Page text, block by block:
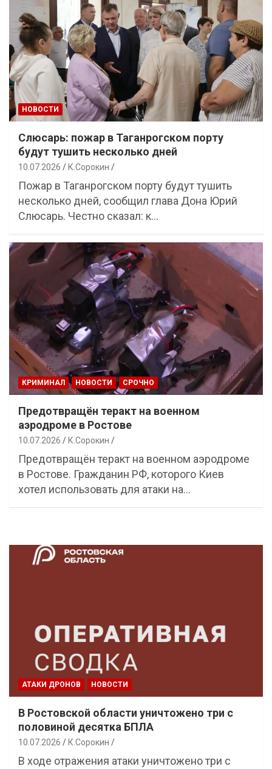
НОВОСТИ
Слюсарь: пожар в Таганрогском порту
будут тушить несколько дней
10.07.2026 К.Сорокин
Пожар в Таганрогском порту будут тушить
несколько дней, сообщил глава Дона Юрий
Слюсарь. Честно сказал: к…
КРИМИНАЛ НОВОСТИ СРОЧНО
Предотвращён теракт на военном
аэродроме в Ростове
10.07.2026 К.Сорокин
Предотвращён теракт на военном аэродроме
в Ростове. Гражданин РФ, которого Киев
хотел использовать для атаки на…
АТАКИ ДРОНОВ НОВОСТИ
В Ростовской области уничтожено три с
половиной десятка БПЛА
10.07.2026 К.Сорокин
В ходе отражения атаки уничтожено три с